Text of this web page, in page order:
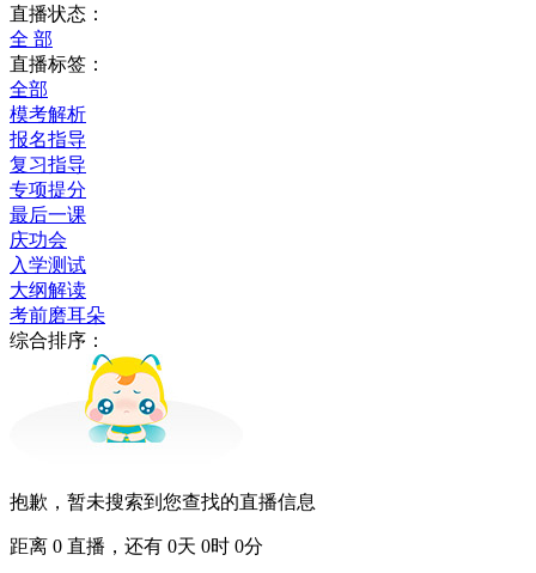
直播状态：
全 部
直播标签：
全部
模考解析
报名指导
复习指导
专项提分
最后一课
庆功会
入学测试
大纲解读
考前磨耳朵
综合排序：
抱歉，暂未搜索到您查找的直播信息
距离 0 直播，还有 0天 0时 0分